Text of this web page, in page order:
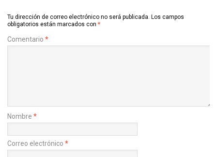
Tu dirección de correo electrónico no será publicada. Los campos
obligatorios están marcados con *
Comentario *
Nombre *
Correo electrónico *